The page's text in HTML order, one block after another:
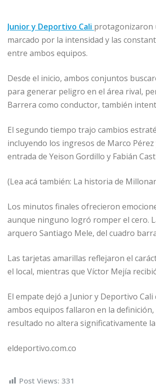
Junior y Deportivo Cali protagonizaron
marcado por la intensidad y las
entre ambos equipos.
Desde el inicio, ambos conjuntos
para generar peligro en el área rival,
Barrera como conductor, también
El segundo tiempo trajo cambios
incluyendo los ingresos de Marco
entrada de Yeison Gordillo y Fabián
(Lea acá también: La historia de
Los minutos finales ofrecieron
aunque ninguno logró romper el cero.
arquero Santiago Mele, del cuadro
Las tarjetas amarillas reflejaron el
el local, mientras que Víctor Mejía
El empate dejó a Junior y Deportivo
ambos equipos fallaron en la
resultado no altera significativamente
eldeportivo.com.co
Post Views: 331